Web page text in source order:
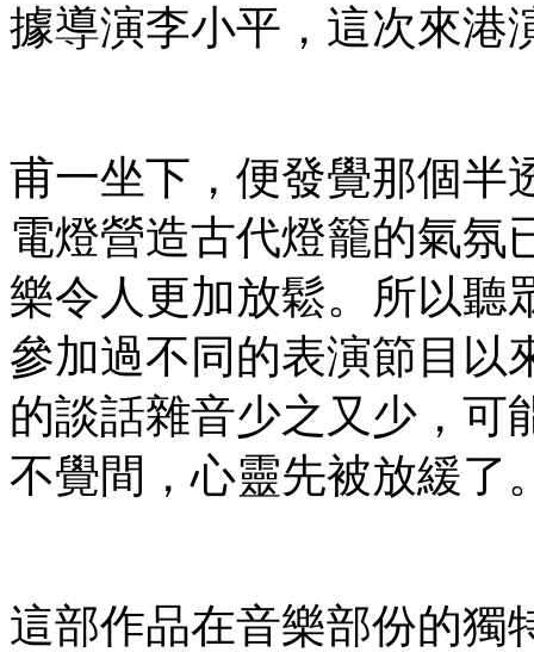
據導演李小平，這次來港
甫一坐下，便發覺那個半
電燈營造古代燈籠的氣氛
樂令人更加放鬆。所以聽
參加過不同的表演節目以
的談話雜音少之又少，可
不覺間，心靈先被放緩了
這部作品在音樂部份的獨